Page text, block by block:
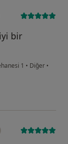
bir
1 • Diğer •